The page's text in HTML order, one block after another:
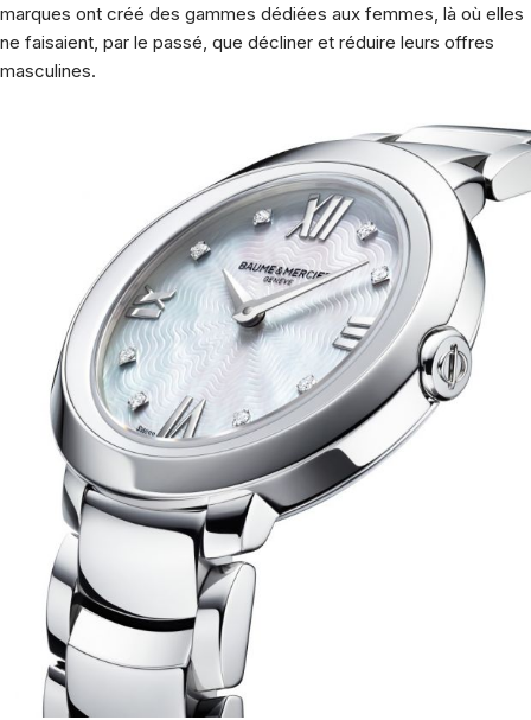
marques ont créé des gammes dédiées aux femmes, là où elles
ne faisaient, par le passé, que décliner et réduire leurs offres
masculines.